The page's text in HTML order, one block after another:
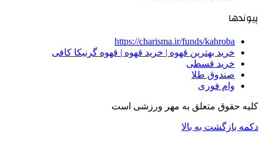
پیوندها
https://charisma.ir/funds/kahroba
خرید بهترین قهوه | خرید قهوه | قهوه گرنیکا کافی
خرید قسطی
صندوق طلا
وام فوری
کلیه حقوق متعلق به مهر ورزشی است
دکمه بازگشت به بالا